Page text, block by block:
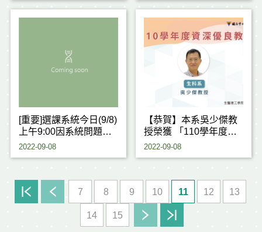
[重要]選課系統今日(9/8)
上午9:00因系統問題未
分發
2022-09-08
【恭賀】本系吳少傑教
授榮獲 「110學年度資
深優良教師獎」
2022-09-08
7 8 9 10 11 12 13
14 15